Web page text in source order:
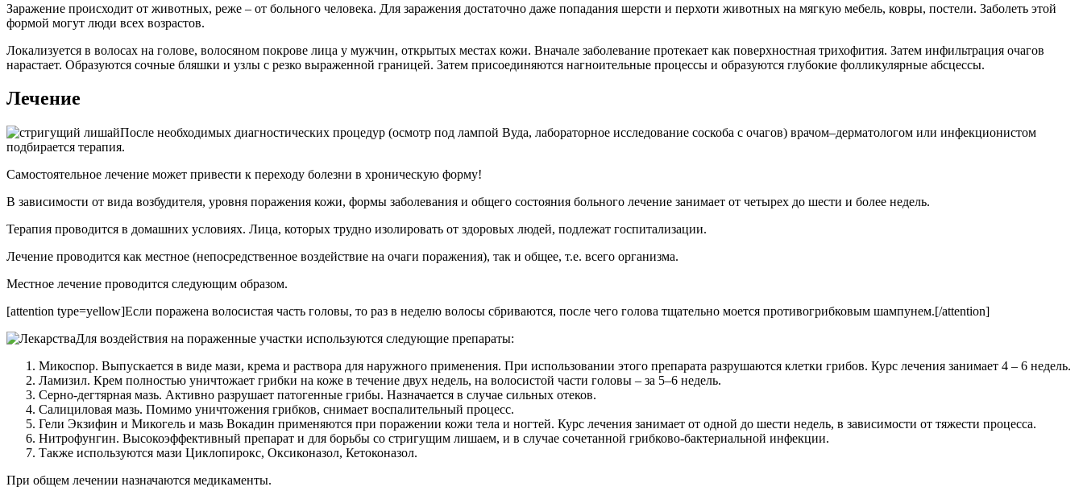
Заражение происходит от животных, реже – от больного человека. Для заражения достаточно даже попадания шерсти и перхоти животных на мягкую мебель, ковры, постели. Заболеть этой
формой могут люди всех возрастов.
Локализуется в волосах на голове, волосяном покрове лица у мужчин, открытых местах кожи. Вначале заболевание протекает как поверхностная трихофития. Затем инфильтрация очагов
нарастает. Образуются сочные бляшки и узлы с резко выраженной границей. Затем присоединяются нагноительные процессы и образуются глубокие фолликулярные абсцессы.
Лечение
После необходимых диагностических процедур (осмотр под лампой Вуда, лабораторное исследование соскоба с очагов) врачом–дерматологом или инфекционистом
подбирается терапия.
Самостоятельное лечение может привести к переходу болезни в хроническую форму!
В зависимости от вида возбудителя, уровня поражения кожи, формы заболевания и общего состояния больного лечение занимает от четырех до шести и более недель.
Терапия проводится в домашних условиях. Лица, которых трудно изолировать от здоровых людей, подлежат госпитализации.
Лечение проводится как местное (непосредственное воздействие на очаги поражения), так и общее, т.е. всего организма.
Местное лечение проводится следующим образом.
[attention type=yellow]Если поражена волосистая часть головы, то раз в неделю волосы сбриваются, после чего голова тщательно моется противогрибковым шампунем.[/attention]
Для воздействия на пораженные участки используются следующие препараты:
Микоспор. Выпускается в виде мази, крема и раствора для наружного применения. При использовании этого препарата разрушаются клетки грибов. Курс лечения занимает 4 – 6 недель.
Ламизил. Крем полностью уничтожает грибки на коже в течение двух недель, на волосистой части головы – за 5–6 недель.
Серно-дегтярная мазь. Активно разрушает патогенные грибы. Назначается в случае сильных отеков.
Салициловая мазь. Помимо уничтожения грибков, снимает воспалительный процесс.
Гели Экзифин и Микогель и мазь Вокадин применяются при поражении кожи тела и ногтей. Курс лечения занимает от одной до шести недель, в зависимости от тяжести процесса.
Нитрофунгин. Высокоэффективный препарат и для борьбы со стригущим лишаем, и в случае сочетанной грибково-бактериальной инфекции.
Также используются мази Циклопирокс, Оксиконазол, Кетоконазол.
При общем лечении назначаются медикаменты.